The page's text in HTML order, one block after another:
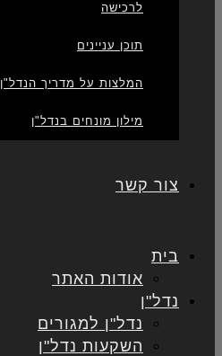
לרכישה
תוכן עניינים
המלצות על מדריך הנדל"ן
מילון מונחים בנדל"ן
צור קשר
בית
אודות האתר
נדל"ן
נדל"ן למגורים
השקעות נדל"ן